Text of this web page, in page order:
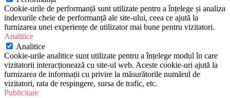
Cookie-urile de performanță sunt utilizate pentru a înțelege și analiza
indexurile cheie de performanță ale site-ului, ceea ce ajută la
furnizarea unei experiențe de utilizator mai bune pentru vizitatori.
Analitice
Analitice
Cookie-urile analitice sunt utilizate pentru a înțelege modul în care
vizitatorii interacționează cu site-ul web. Aceste cookie-uri ajută la
furnizarea de informații cu privire la măsurătorile numărul de
vizitatori, rata de respingere, sursa de trafic, etc.
Publicitare